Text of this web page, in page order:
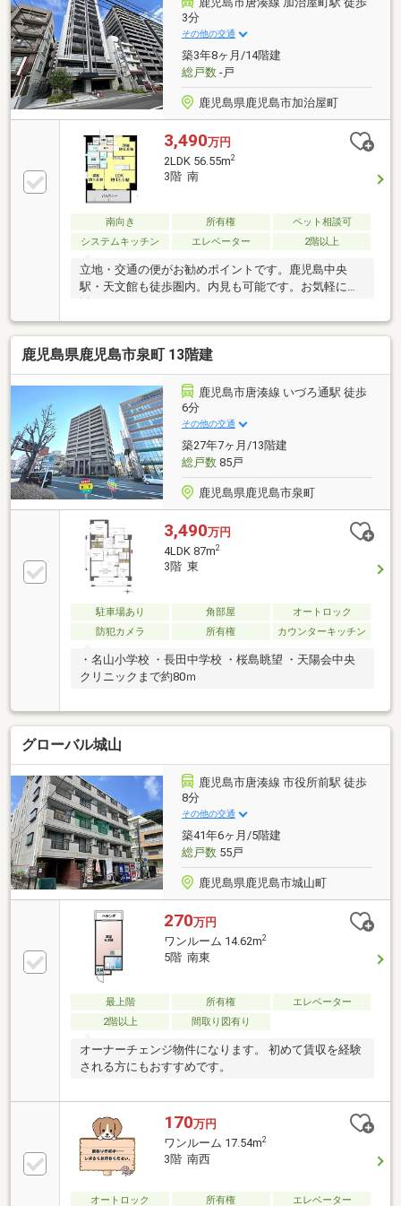
3分
その他の交通
築3年8ヶ月/14階建
総戸数-戸
鹿児島県鹿児島市加治屋町
3,490万円
2LDK 56.55m2
3階 南
南向き 所有権
ペット相談可
システムキッチン
エレベーター 2階以上
立地・交通の便がお勧めポイントです。鹿児島中央
駅・天文館も徒歩圏内。内見も可能です。お気軽にお
鹿児島県鹿児島市泉町 13階建
鹿児島市唐湊線 いづろ通駅 徒歩
6分
その他の交通
築27年7ヶ月/13階建
総戸数85戸
鹿児島県鹿児島市泉町
3,490万円
4LDK 87m2
3階 東
駐車場あり 角部屋
オートロック
防犯カメラ
所有権 カウンターキッチン
・名山小学校 ・長田中学校 ・桜島眺望 ・天陽会中央
クリニックまで約80ｍ
グローバル城山
鹿児島市唐湊線 市役所前駅 徒歩
8分
その他の交通
築41年6ヶ月/5階建
総戸数55戸
鹿児島県鹿児島市城山町
270万円
ワンルーム 14.62m2
5階 南東
最上階 所有権
エレベーター
2階以上
間取り図有り
オーナーチェンジ物件になります。 初めて賃収を経験
される方にもおすすめです。
170万円
ワンルーム 17.54m2
3階 南西
オートロック 所有権
エレベーター